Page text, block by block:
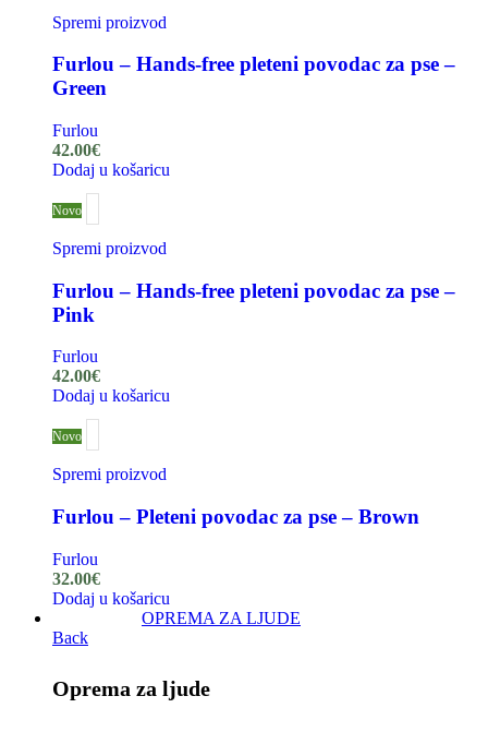
Spremi proizvod
Furlou – Hands-free pleteni povodac za pse –
Green
Furlou
42.00€
Dodaj u košaricu
Novo
Spremi proizvod
Furlou – Hands-free pleteni povodac za pse –
Pink
Furlou
42.00€
Dodaj u košaricu
Novo
Spremi proizvod
Furlou – Pleteni povodac za pse – Brown
Furlou
32.00€
Dodaj u košaricu
OPREMA ZA LJUDE
Back
Oprema za ljude